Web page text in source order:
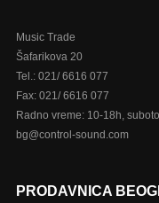
Music Trade
Šafarikova 20
Tel.: 021/ 6616 077
Fax: 021/ 6616 077
Radno vreme: 10-18h,
bg@control-sound.com
PRODAVNICA